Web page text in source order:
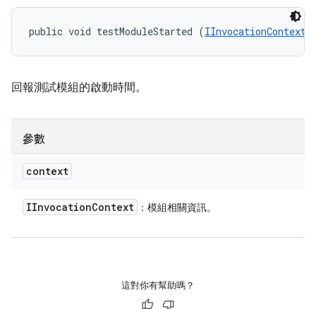
public void testModuleStarted (IInvocationContext
回報測試模組的啟動時間。
參數
context
IInvocationContext ：模組相關資訊。
這對你有幫助嗎？